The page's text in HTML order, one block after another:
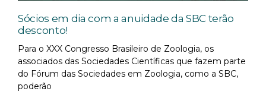
Sócios em dia com a anuidade da SBC terão
desconto!
Para o XXX Congresso Brasileiro de Zoologia, os
associados das Sociedades Científicas que fazem parte
do Fórum das Sociedades em Zoologia, como a SBC,
poderão